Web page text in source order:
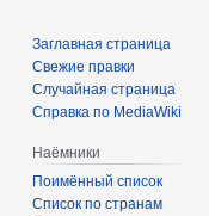
Заглавная страница
Свежие правки
Случайная страница
Справка по MediaWiki
Наёмники
Поимённый список
Список по странам